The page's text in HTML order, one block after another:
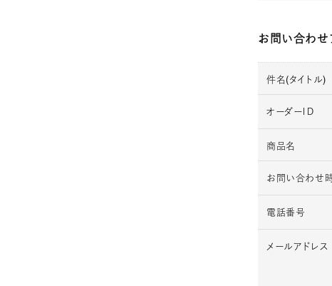
お問い合わせ
件名(タイトル)
オーダーＩＤ
商品名
お問い合わせ
電話番号
メールアドレス